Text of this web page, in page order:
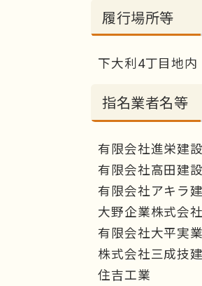
履行場所等
下大利4丁目地内
指名業者名等
有限会社進栄建
有限会社高田建設
有限会社アキラ
大野企業株式会社
有限会社大平実業
株式会社三成技建
住吉工業